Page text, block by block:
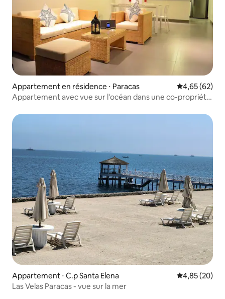
Appartement en résidence ⋅ Paracas Évaluation
4,65 (62)
Appartement avec vue sur l'océan dans une co-propriété
Appartement ⋅ C.p Santa Elena Évaluation
4,85 (20)
Las Velas Paracas - vue sur la mer